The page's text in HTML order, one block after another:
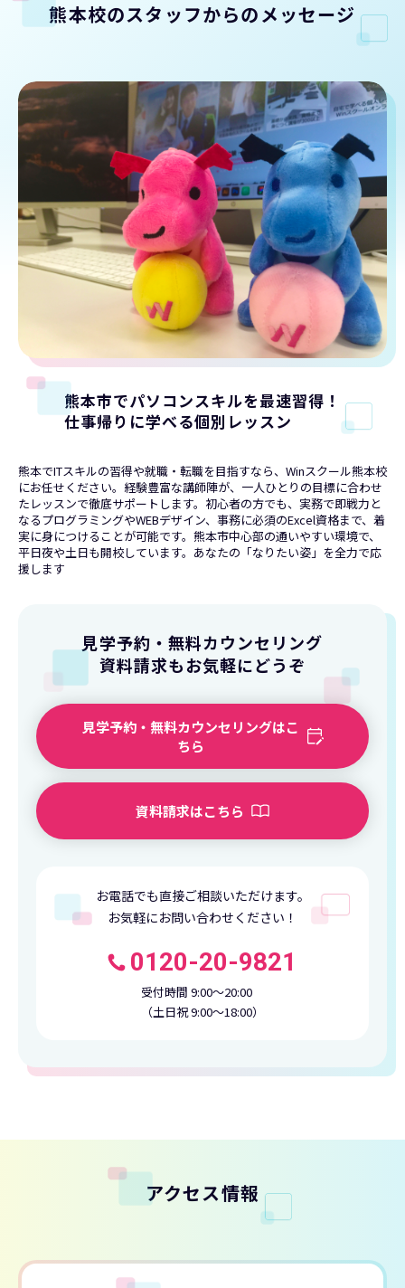
熊本校のスタッフからのメッセージ
熊本市でパソコンスキルを最速習得！
仕事帰りに学べる個別レッスン
熊本でITスキルの習得や就職・転職を目指すなら、Winスクール熊本校
にお任せください。経験豊富な講師陣が、一人ひとりの目標に合わせ
たレッスンで徹底サポートします。初心者の方でも、実務で即戦力と
なるプログラミングやWEBデザイン、事務に必須のExcel資格まで、着
実に身につけることが可能です。熊本市中心部の通いやすい環境で、
平日夜や土日も開校しています。あなたの「なりたい姿」を全力で応
援します
見学予約・無料カウンセリング
資料請求もお気軽にどうぞ
見学予約・無料カウンセリングはこ
ちら
資料請求はこちら
お電話でも直接ご相談いただけます。
お気軽にお問い合わせください！
0120-20-9821
受付時間 9:00〜20:00
（土日祝 9:00〜18:00）
アクセス情報